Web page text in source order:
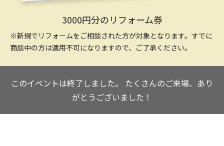
3000円分のリフォーム券
※新規でリフォームをご相談された方が対象となります。すでに
商談中の方は適用不可になりますので、ご了承ください。
このイベントは終了しました。 たくさんのご来場、あり
がとうございました！